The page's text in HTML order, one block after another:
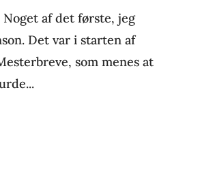
af det første, jeg
Det var i starten af
som menes at